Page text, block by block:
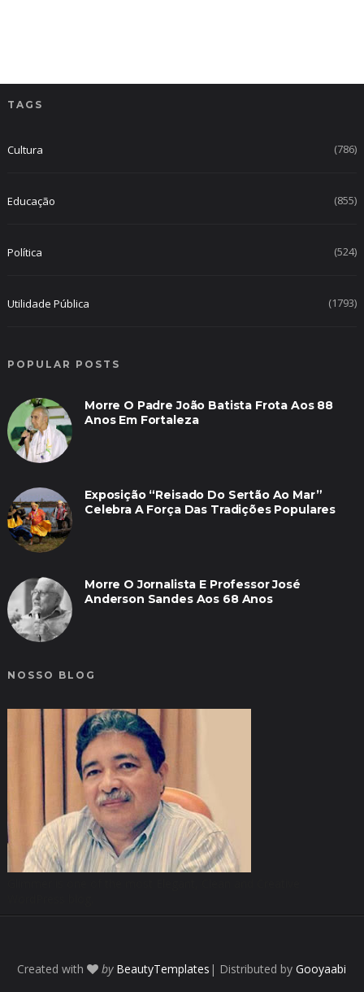
TAGS
Cultura (786)
Educação (855)
Política (524)
Utilidade Pública (1793)
POPULAR POSTS
Morre O Padre João Batista Frota Aos 88
Anos Em Fortaleza
Exposição “Reisado Do Sertão Ao Mar”
Celebra A Força Das Tradições Populares
Morre O Jornalista E Professor José
Anderson Sandes Aos 68 Anos
NOSSO BLOG
Created with by BeautyTemplates | Distributed byGooyaabi